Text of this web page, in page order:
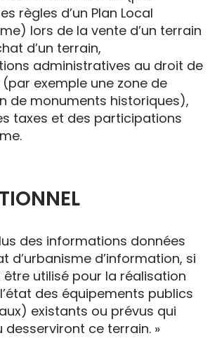
règles d’un Plan Local
lors de la vente d’un terrain
d’un terrain,
administratives au droit de
exemple une zone de
de monuments historiques),
taxes et des participations
des informations données
d’urbanisme d’information, si
utilisé pour la réalisation
des équipements publics
existants ou prévus qui
desserviront ce terrain. »